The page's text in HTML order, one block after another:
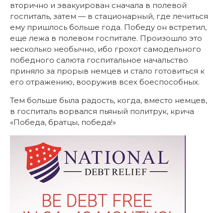
вторично и эвакуирован сначала в полевой
госпиталь, затем — в стационарный, где лечиться
ему пришлось больше года. Победу он встретил,
еще лежа в полевом госпитале. Произошло это
несколько необычно, ибо грохот самодельного
победного салюта госпитальное начальство
приняло за прорыв немцев и стало готовиться к
его отражению, вооружив всех боеспособных.
Тем больше была радость, когда, вместо немцев,
в госпиталь ворвался пьяный политрук, крича
«Победа, братцы, победа!»